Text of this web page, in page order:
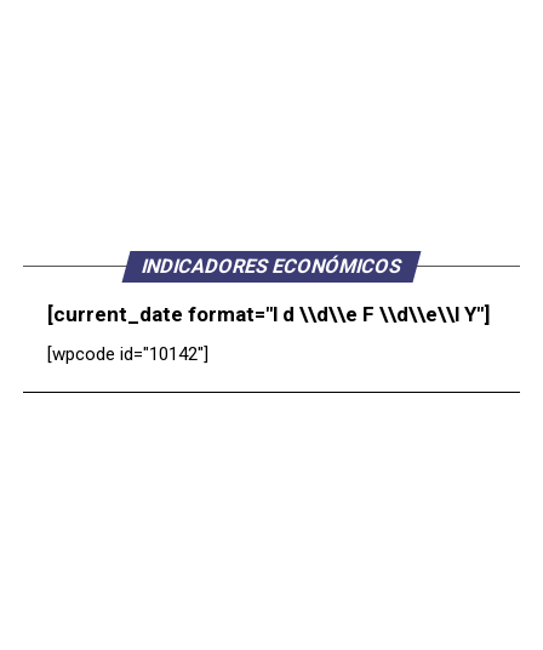
INDICADORES ECONÓMICOS
[current_date format="l d \\d\\e F \\d\\e\\l Y"]
[wpcode id="10142"]